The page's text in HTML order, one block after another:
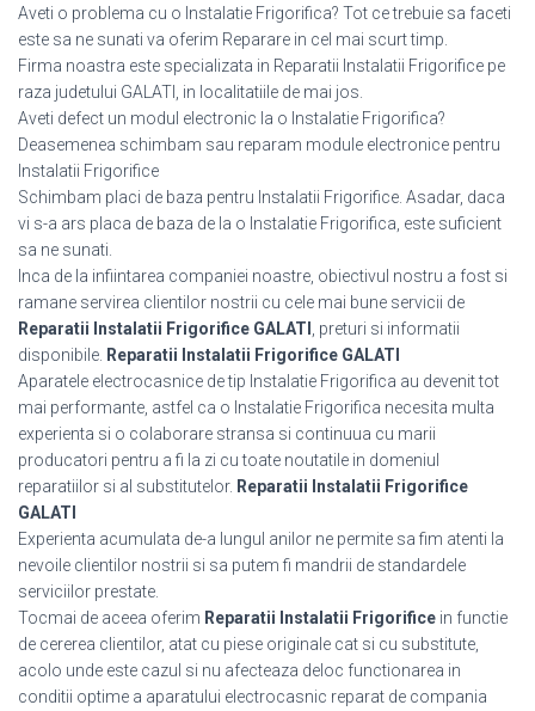
Aveti o problema cu o Instalatie Frigorifica? Tot ce trebuie sa faceti
este sa ne sunati va oferim Reparare in cel mai scurt timp.
Firma noastra este specializata in Reparatii Instalatii Frigorifice pe
raza judetului GALATI, in localitatiile de mai jos.
Aveti defect un modul electronic la o Instalatie Frigorifica?
Deasemenea schimbam sau reparam module electronice pentru
Instalatii Frigorifice
Schimbam placi de baza pentru Instalatii Frigorifice. Asadar, daca
vi s-a ars placa de baza de la o Instalatie Frigorifica, este suficient
sa ne sunati.
Inca de la infiintarea companiei noastre, obiectivul nostru a fost si
ramane servirea clientilor nostrii cu cele mai bune servicii de
Reparatii Instalatii Frigorifice GALATI , preturi si informatii
disponibile. Reparatii Instalatii Frigorifice GALATI
Aparatele electrocasnice de tip Instalatie Frigorifica au devenit tot
mai performante, astfel ca o Instalatie Frigorifica necesita multa
experienta si o colaborare stransa si continuua cu marii
producatori pentru a fi la zi cu toate noutatile in domeniul
reparatiilor si al substitutelor. Reparatii Instalatii Frigorifice
GALATI
Experienta acumulata de-a lungul anilor ne permite sa fim atenti la
nevoile clientilor nostrii si sa putem fi mandrii de standardele
serviciilor prestate.
Tocmai de aceea oferim Reparatii Instalatii Frigorifice in functie
de cererea clientilor, atat cu piese originale cat si cu substitute,
acolo unde este cazul si nu afecteaza deloc functionarea in
conditii optime a aparatului electrocasnic reparat de compania